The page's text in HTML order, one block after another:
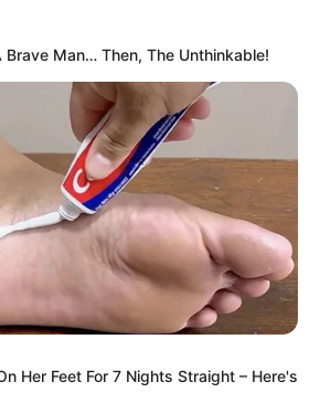
Brave Man… Then, The Unthinkable!
Her Feet For 7 Nights Straight – Here's